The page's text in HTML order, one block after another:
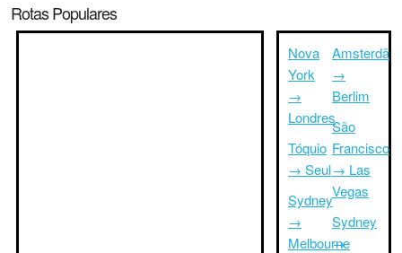
Rotas Populares
Nova
York
→
Londres
Tóquio
→ Seul
Sydney
→
Melbourne
Amsterdã
→
Berlim
São
Francisco
→ Las
Vegas
Sydney
→